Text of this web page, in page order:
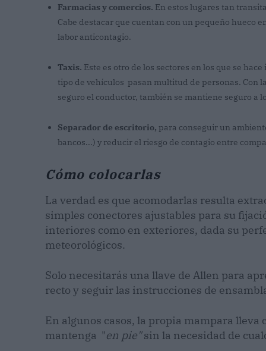
Farmacias y comercios. En estos lugares tan
Cabe destacar que cuentan con un pequeño hueco
labor anticontagio.
Taxis. Este es otro de los sectores en los que se
tipo de vehículos pasan multitud de personas. Con
seguro el conductor, también se mantiene seguro a
Separador de escritorio, para conseguir un
bancos...) y reducir el riesgo de contagio entre
Cómo colocarlas
La verdad es que acomodarlas resulta
simples conectores ajustables para su
interiores como en exteriores, dada su
meteorológicos.
Solo necesitarás una llave de Allen para
recto y seguir las instrucciones de
En algunos casos, la propia mampara
mantenga "en pie"sin la necesidad de